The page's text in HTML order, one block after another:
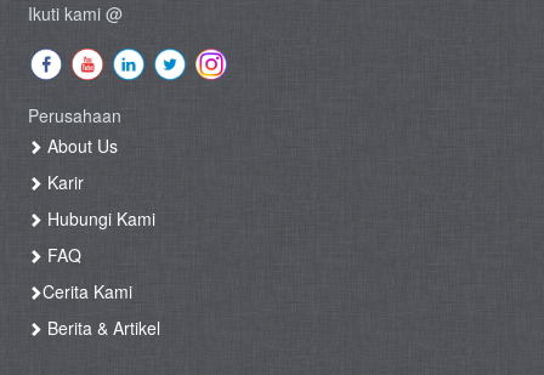
Ikuti kami @
Perusahaan
About Us
Karir
Hubungi Kami
FAQ
Cerita Kami
Berita & Artikel